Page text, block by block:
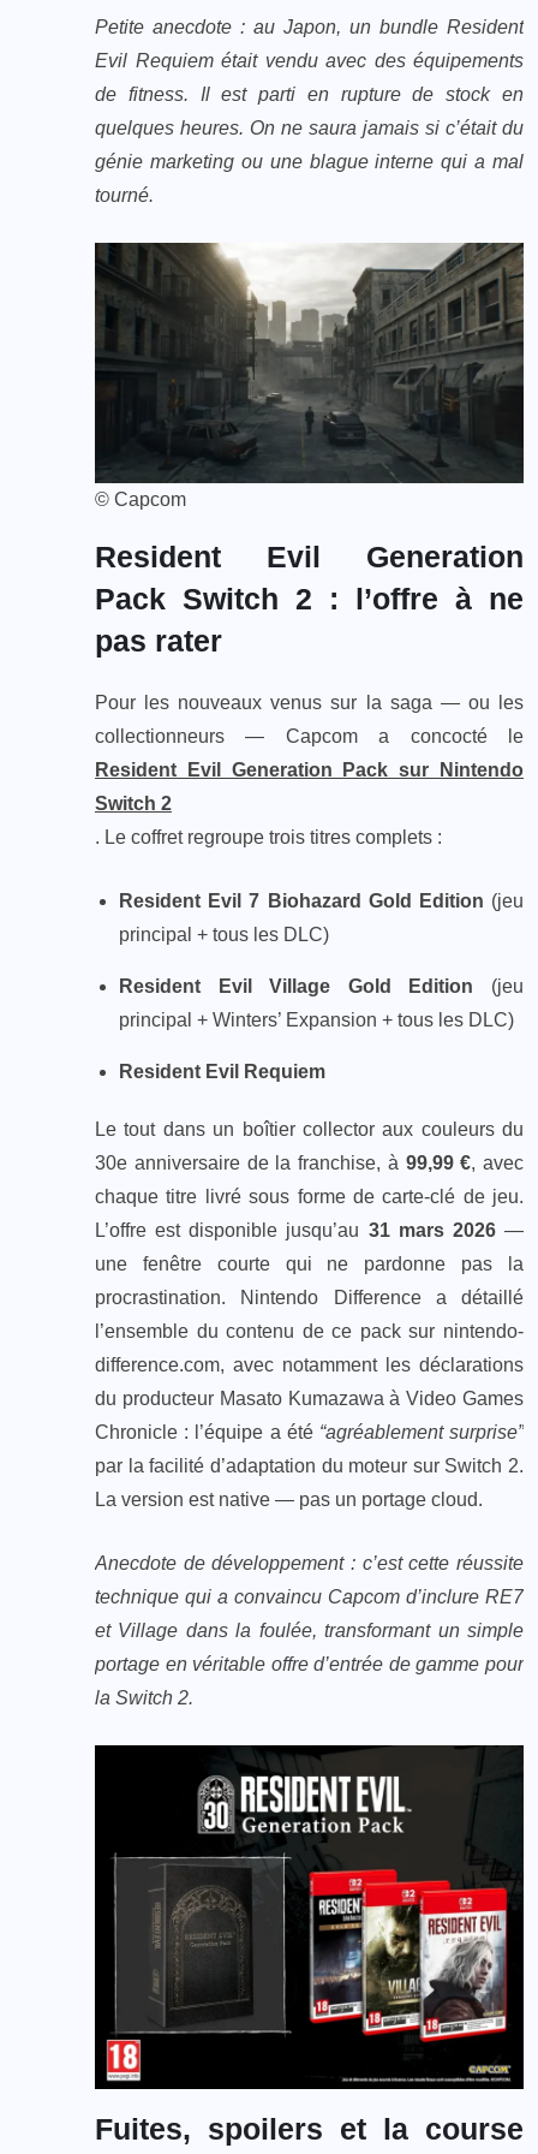
Petite anecdote : au Japon, un bundle Resident
Evil Requiem était vendu avec des équipements
de fitness. Il est parti en rupture de stock en
quelques heures. On ne saura jamais si c’était du
génie marketing ou une blague interne qui a mal
tourné.
© Capcom
Resident Evil Generation
Pack Switch 2 : l’offre à ne
pas rater
Pour les nouveaux venus sur la saga — ou les
collectionneurs — Capcom a concocté le
Resident Evil Generation Pack sur Nintendo
Switch 2
. Le coffret regroupe trois titres complets :
Resident Evil 7 Biohazard Gold Edition (jeu
principal + tous les DLC)
Resident Evil Village Gold Edition (jeu
principal + Winters’ Expansion + tous les DLC)
Resident Evil Requiem
Le tout dans un boîtier collector aux couleurs du
30e anniversaire de la franchise, à 99,99 €, avec
chaque titre livré sous forme de carte-clé de jeu.
L’offre est disponible jusqu’au 31 mars 2026—
une fenêtre courte qui ne pardonne pas la
procrastination. Nintendo Difference a détaillé
l’ensemble du contenu de ce pack sur nintendo-
difference.com, avec notamment les déclarations
du producteur Masato Kumazawa à Video Games
Chronicle : l’équipe a été “agréablement surprise”
par la facilité d’adaptation du moteur sur Switch 2.
La version est native — pas un portage cloud.
Anecdote de développement : c’est cette réussite
technique qui a convaincu Capcom d’inclure RE7
et Village dans la foulée, transformant un simple
portage en véritable offre d’entrée de gamme pour
la Switch 2.
Fuites, spoilers et la course